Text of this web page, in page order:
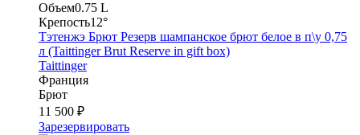
Объем0.75 L
Крепость12°
Тэтенжэ Брют Резерв шампанское брют белое в п\у 0,75
л (Taittinger Brut Reserve in gift box)
Taittinger
Франция
Брют
11 500 ₽
Зарезервировать